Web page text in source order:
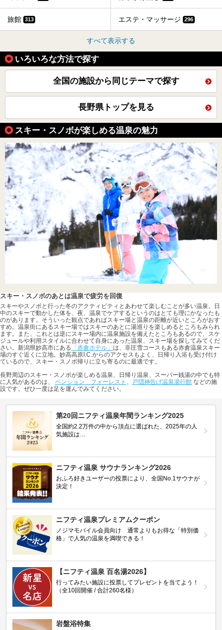
旅館 313 エステ・マッサージ 296
すべて表示する
いろいろな方法で探す
全国の施設から同じテーマで探す
長野県トップを見る
スキー・スノボが楽しめる温泉の魅力
スキー・スノボのあとは温泉で疲労を回復
スキーやスノボと行った冬のアクティビティとあわせて楽しむことが多い温泉。日
中のスキーで動かした体を、夜、温泉でケアするというのはとても理にかなったも
のがあります。そういった観点であればスキー場と温泉の距離が近いところがおす
すめ。温泉街にあるスキー場ではスキーのあとに湯巡りを楽しめるところもみられ
ます。また、これとは逆にスキー場内に温泉施設を備えたところもあるので、スケ
ジュールや利用スタイルに合わせて自身にあった温泉、スキー場を探してみてくだ
さい。新潟県妙高市にある 「赤倉ホテル」 は、非圧雪コースもある赤倉温泉スキー
場のすぐ近くに立地。妙高高原I.C.からのアクセスもよく、日帰り入浴も受け付け
ているので、スキー・スノボ帰りに立ち寄るのに最適です。
長野周辺のスキー・スノボが楽しめる温泉、日帰り温泉、スーパー銭湯の中でも特
に人気があるのは、 ペンション フォーレスト 、 戸隠神告げ温泉湯行館 などの施
設です。ぜひ一度は足を運んでみてください。
第20回ニフティ温泉年間ランキング2025
全国約2.2万件の中から頂点に選ばれた、2025年の人
気施設は…
ニフティ温泉 サウナランキング2026
おふろ好きユーザーの投票により、全国No.1サウナが
決定！
ニフティ温泉プレミアムクーポン
ノジマモバイル会員向け 通常よりもお得な「特別価
格」で人気の温泉を満喫できる！
【ニフティ温泉 百名湯2026】
行ってみたい施設に投票してプレゼントを当てよう！
（全10回開催 / 合計260名様）
岩盤浴特集